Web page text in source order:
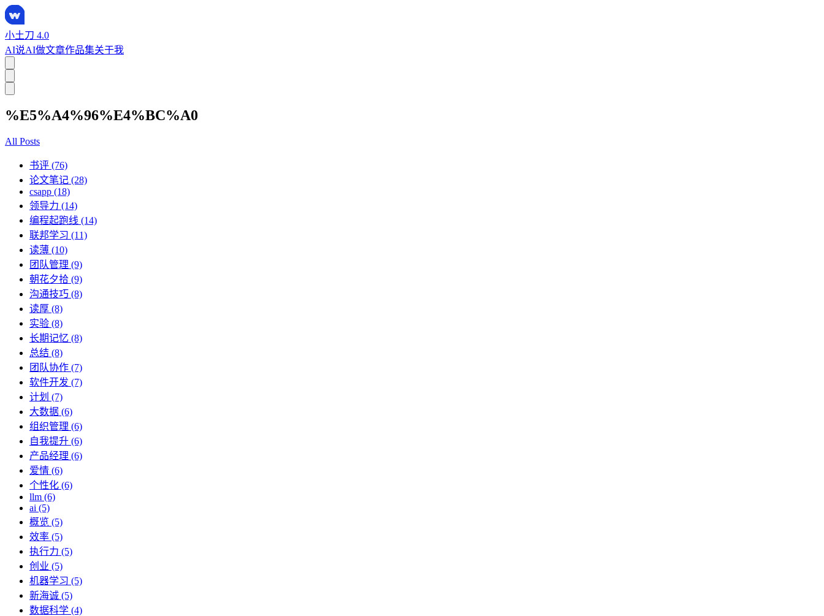
小土刀 4.0
AI说AI做文章作品集关于我
%E5%A4%96%E4%BC%A0
All Posts
书评 (76)
论文笔记 (28)
csapp (18)
领导力 (14)
编程起跑线 (14)
联邦学习 (11)
读薄 (10)
团队管理 (9)
朝花夕拾 (9)
沟通技巧 (8)
读厚 (8)
实验 (8)
长期记忆 (8)
总结 (8)
团队协作 (7)
软件开发 (7)
计划 (7)
大数据 (6)
组织管理 (6)
自我提升 (6)
产品经理 (6)
爱情 (6)
个性化 (6)
llm (6)
ai (5)
概览 (5)
效率 (5)
执行力 (5)
创业 (5)
机器学习 (5)
新海诚 (5)
数据科学 (4)